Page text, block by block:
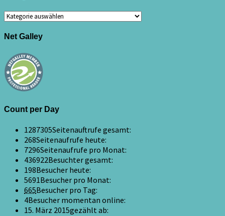
Kategorien
Net Galley
Count per Day
1287305Seitenauftrufe gesamt:
268Seitenaufrufe heute:
7296Seitenaufrufe pro Monat:
436922Besuchter gesamt:
198Besucher heute:
5691Besucher pro Monat:
665Besucher pro Tag:
4Besucher momentan online:
15. März 2015gezählt ab: